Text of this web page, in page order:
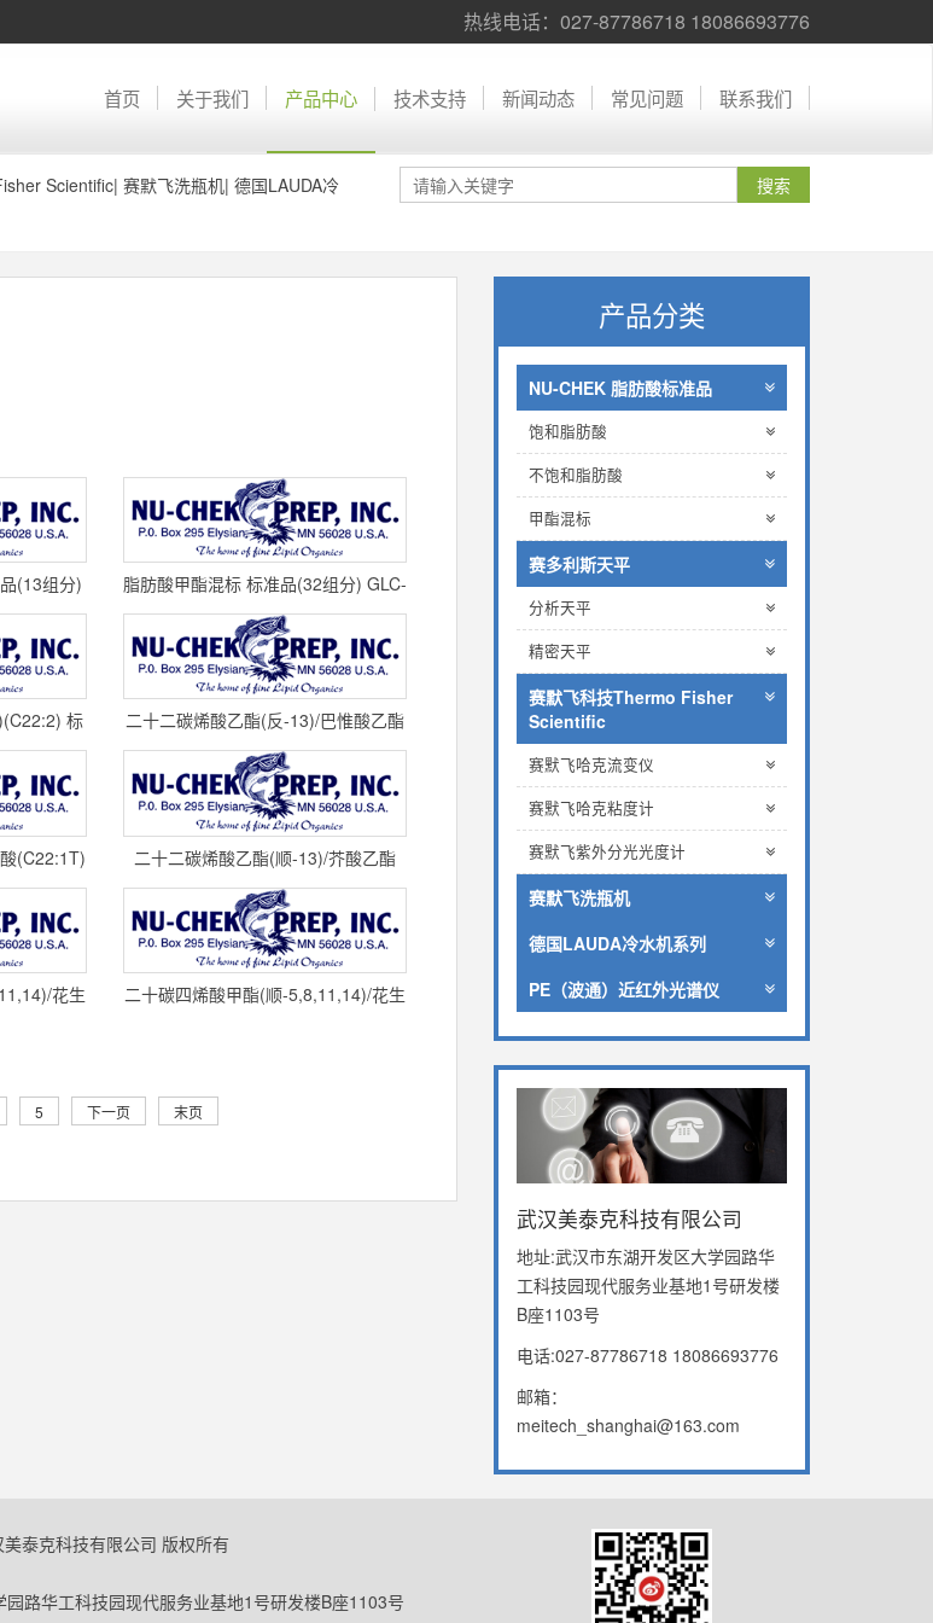
热线电话：027-87786718 18086693776
首页 关于我们 产品中心 技术支持 新闻动态 常见问题 联系我们
Scientific| 赛默飞洗瓶机| 德国LAUDA冷
(13组分)
脂肪酸甲酯混标 标准品(32组分) GLC-
85 NU-CHEK
标
二十二碳烯酸乙酯(反-13)/巴惟酸乙酯
(C22:1T) 标准品 U-80-E
(C22:1T)
二十二碳烯酸乙酯(顺-13)/芥酸乙酯
(C22:1) 标准品 U-79-E ca
花生
二十碳四烯酸甲酯(顺-5,8,11,14)/花生
5 下一页 末页
产品分类
NU-CHEK 脂肪酸标准品
饱和脂肪酸
不饱和脂肪酸
甲酯混标
赛多利斯天平
分析天平
精密天平
赛默飞科技Thermo Fisher
Scientific
赛默飞哈克流变仪
赛默飞哈克粘度计
赛默飞紫外分光光度计
赛默飞洗瓶机
德国LAUDA冷水机系列
PE（波通）近红外光谱仪
武汉美泰克科技有限公司
地址:武汉市东湖开发区大学园路华
工科技园现代服务业基地1号研发楼
B座1103号
电话:027-87786718 18086693776
邮箱：
meitech_shanghai@163.com
泰克科技有限公司 版权所有
路华工科技园现代服务业基地1号研发楼B座1103号